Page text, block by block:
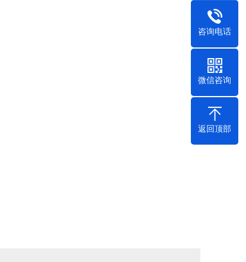
咨询电话
微信咨询
返回顶部